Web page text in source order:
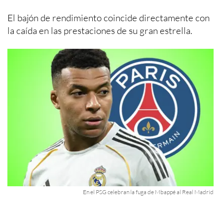
El bajón de rendimiento coincide directamente con
la caída en las prestaciones de su gran estrella.
En el PSG celebran la fuga de Mbappé al Real Madrid